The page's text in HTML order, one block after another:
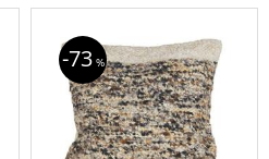
73 %